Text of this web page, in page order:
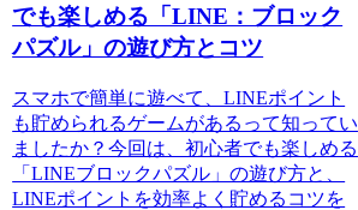
でも楽しめる「LINE：ブロック
パズル」の遊び方とコツ
スマホで簡単に遊べて、LINEポイント
も貯められるゲームがあるって知ってい
ましたか？今回は、初心者でも楽しめる
「LINEブロックパズル」の遊び方と、
LINEポイントを効率よく貯めるコツを